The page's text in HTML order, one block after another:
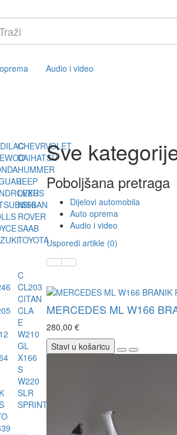
Audio i video
CHEVRVOLET
DAIHATSU
HUMMER
JEEP
LEXUS
NISSAN
ROVER
SAAB
TOYOTA
C
CL203
CITAN
CLA
E
W210
GL
X166
S
W220
SLR
SPRINTER
Sve
Poboljšana pretraga
Dijelovi automobila
Auto oprema
Audio i video
Usporedi artikle (0)
MERCEDES ML W166
280,00 €
Stavi u košaricu